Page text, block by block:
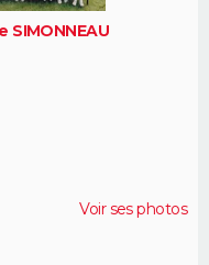
SIMONNEAU
Voir ses photos